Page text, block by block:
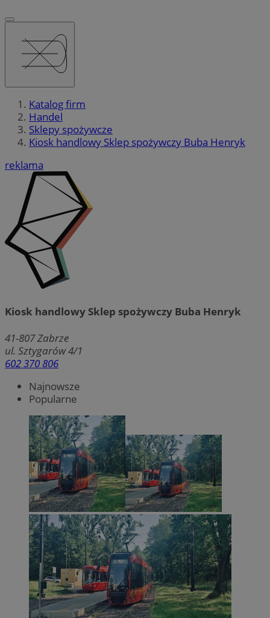
Katalog firm
Handel
Sklepy spożywcze
Kiosk handlowy Sklep spożywczy Buba Henryk
reklama
Kiosk handlowy Sklep spożywczy Buba Henryk
41-807Zabrze
ul. Sztygarów 4/1
602 370 806
Najnowsze
Popularne